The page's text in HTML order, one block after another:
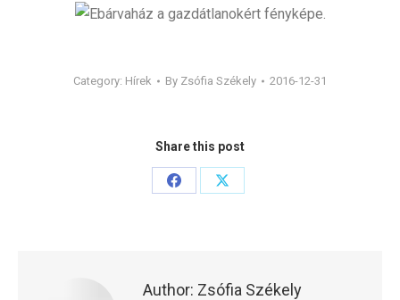
Category: Hírek By Zsófia Székely 2016-12-31
Share this post
Share
Share
Author: Zsófia Székely